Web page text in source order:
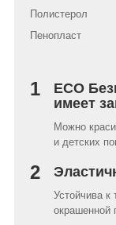
Полистерол
Пенопласт
1
ECO
имеет
Можно
и детских
2
Устойчива
окрашенной